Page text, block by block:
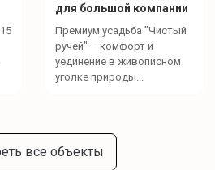
для большой компании
Премиум усадьба "Чистый
ручей" – комфорт и
уединение в живописном
уголке природы...
все объекты